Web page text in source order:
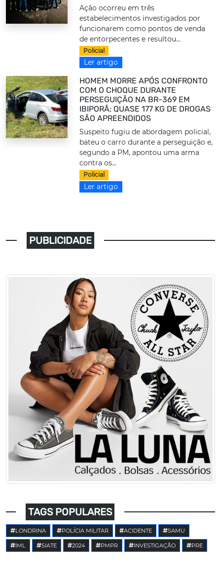
Ação ocorreu em três
estabelecimentos investigados por
funcionarem como pontos de venda
de entorpecentes e resultou...
Policial
Ler artigo
HOMEM MORRE APÓS CONFRONTO
COM O CHOQUE DURANTE
PERSEGUIÇÃO NA BR-369 EM
IBIPORÃ; QUASE 177 KG DE DROGAS
SÃO APREENDIDOS
Suspeito fugiu de abordagem policial,
bateu o carro durante a perseguição e,
segundo a PM, apontou uma arma
contra os...
Policial
Ler artigo
PUBLICIDADE
TAGS POPULARES
LONDRINA POLÍCIA MILITAR ACIDENTE SAMU
IML SIATE 2024 PMPR INVESTIGAÇÃO PRE